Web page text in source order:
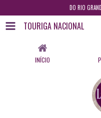
DO RIO
TOURIGA NACIONAL
INÍCIO